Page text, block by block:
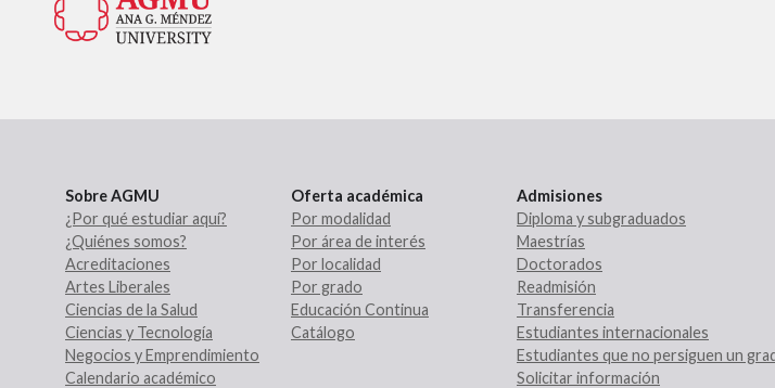
Sobre AGMU
¿Por qué estudiar aquí?
¿Quiénes somos?
Acreditaciones
Artes Liberales
Ciencias de la Salud
Ciencias y Tecnología
Negocios y Emprendimiento
Calendario académico
Oferta académica
Por modalidad
Por área de interés
Por localidad
Por grado
Educación Continua
Catálogo
Admisiones
Diploma y subgraduados
Maestrías
Doctorados
Readmisión
Transferencia
Estudiantes internacionales
Estudiantes que no persiguen un
Solicitar información